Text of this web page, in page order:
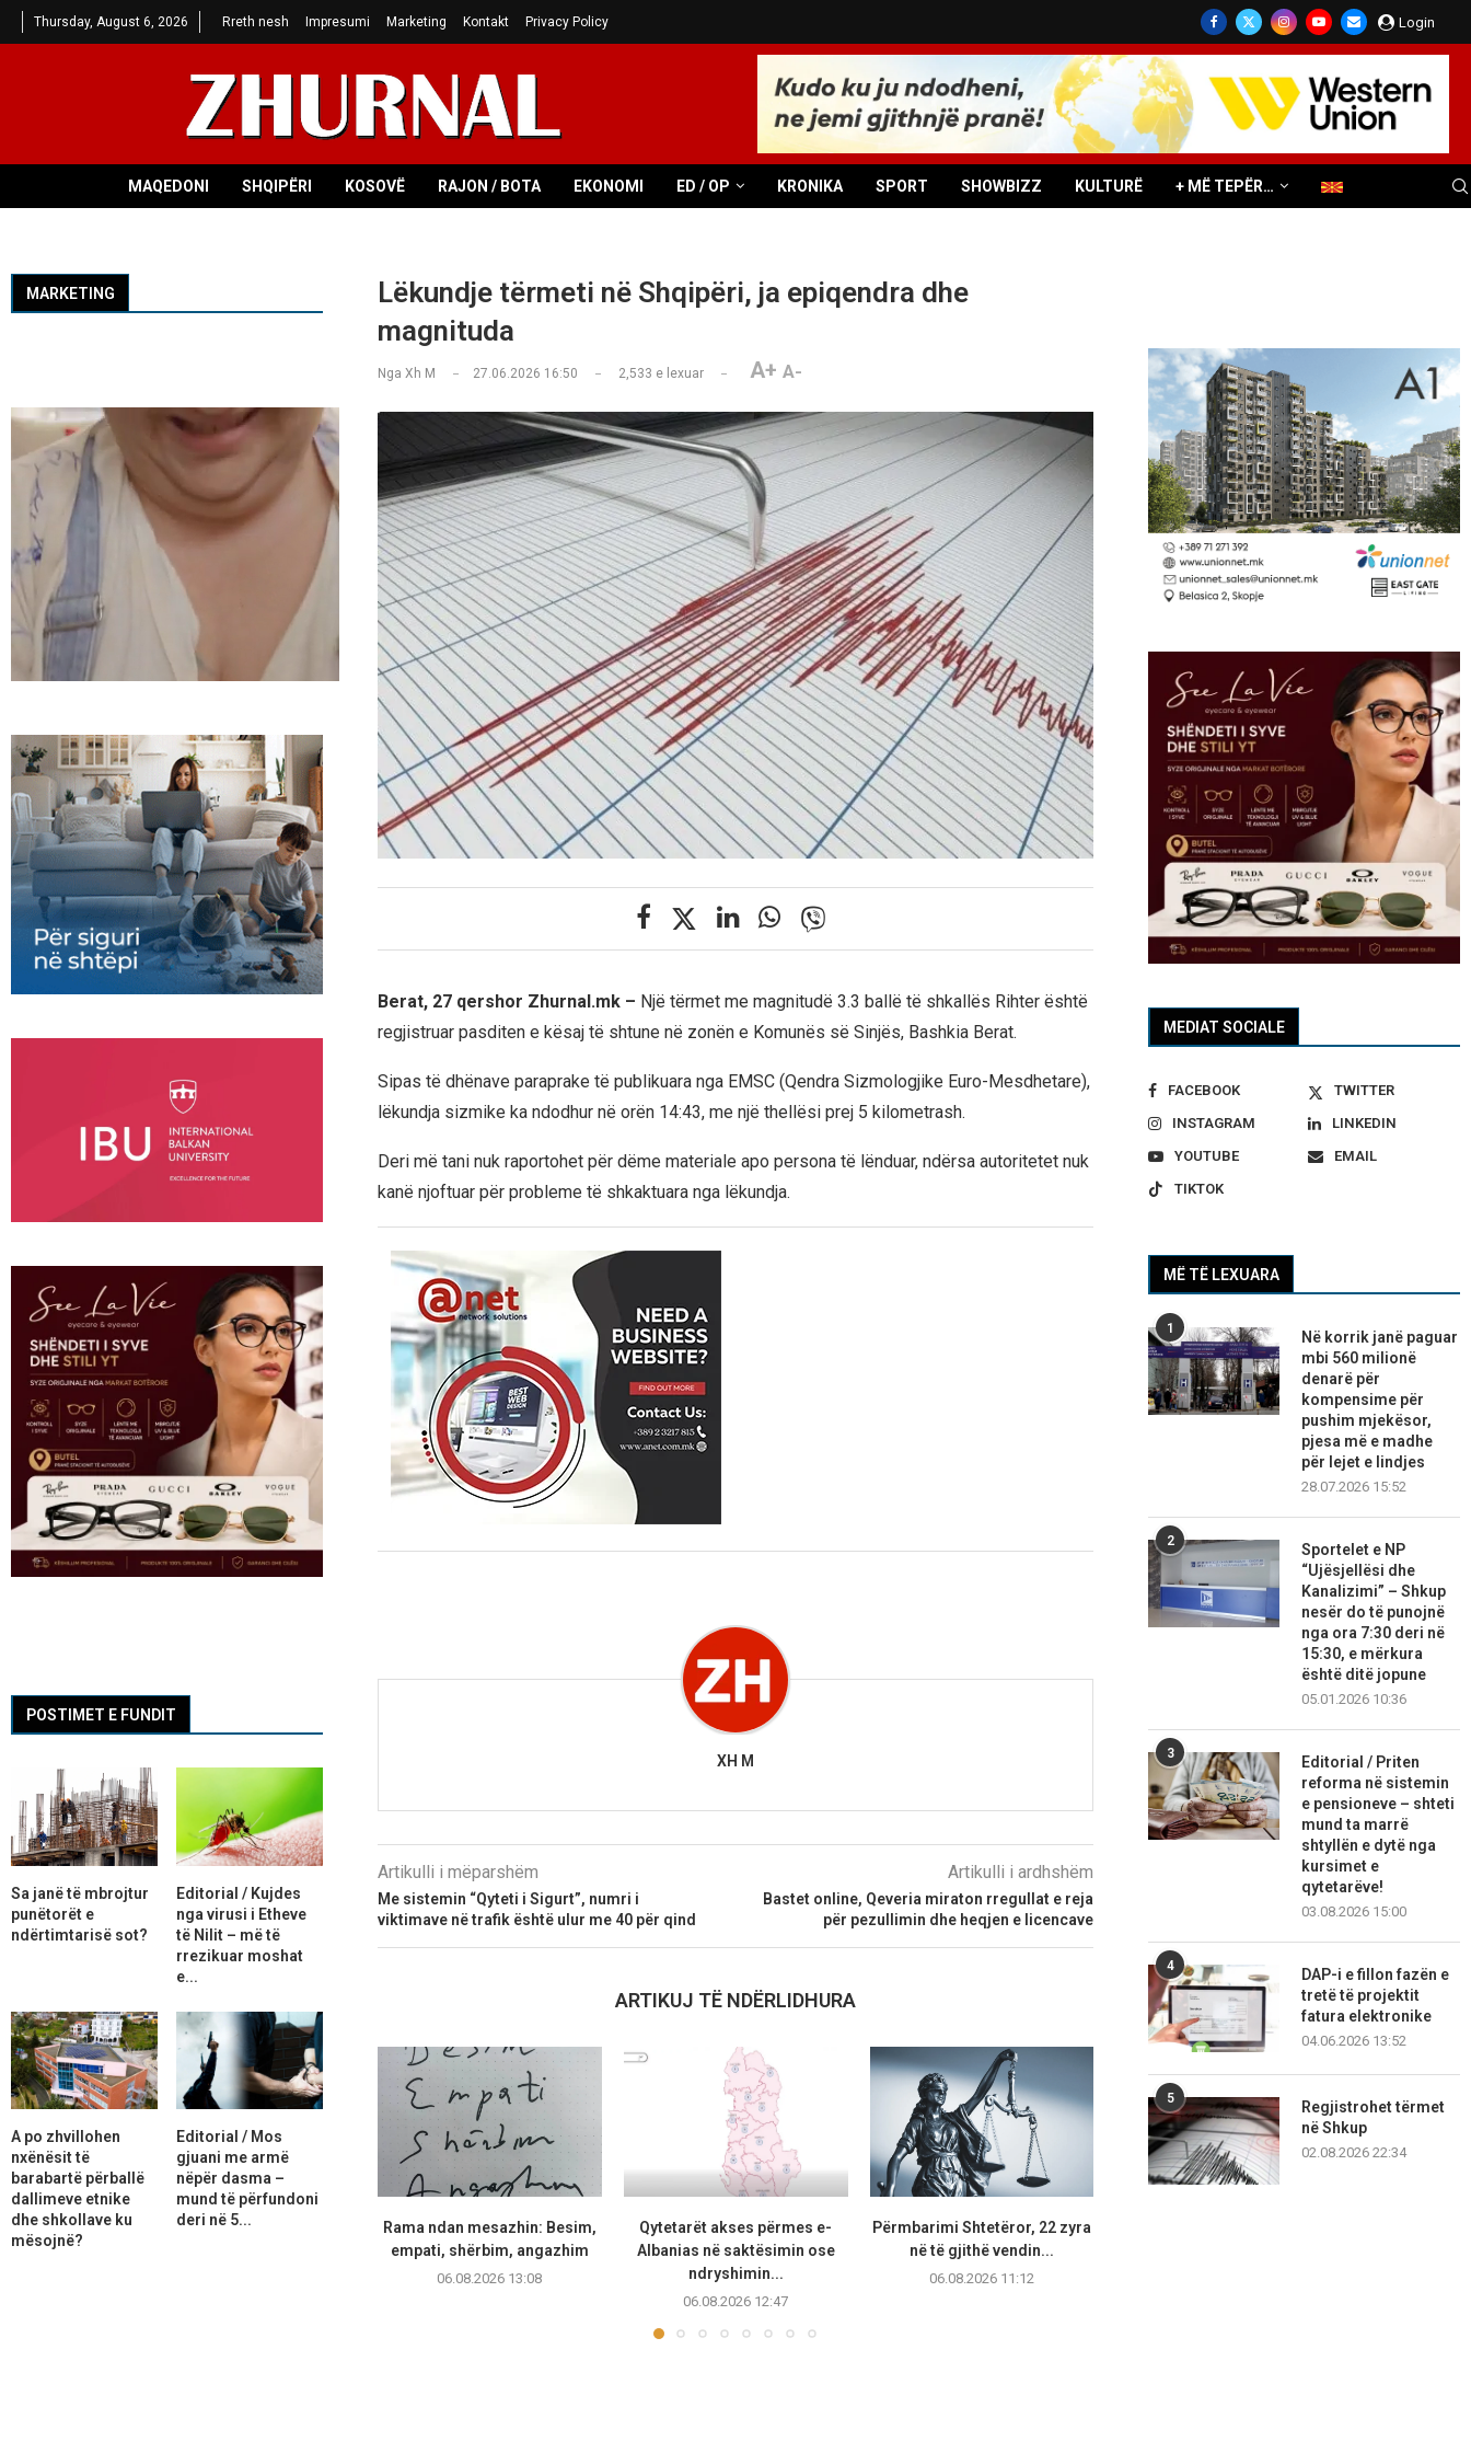
Thursday, August 6, 2026 Rreth nesh Impresumi Marketing Kontakt Privacy Policy Login
MAQEDONI SHQIPËRI KOSOVË RAJON / BOTA EKONOMI ED / OP KRONIKA SPORT SHOWBIZZ KULTURË + MË TEPËR…
Lëkundje tërmeti në Shqipëri, ja epiqendra dhe
magnituda
Nga Xh M 27.06.2026 16:50 2,533 e lexuar A+ A-
Berat, 27 qershor Zhurnal.mk – Një tërmet me magnitudë 3.3 ballë të shkallës Rihter është
regjistruar pasditen e kësaj të shtune në zonën e Komunës së Sinjës, Bashkia Berat.
Sipas të dhënave paraprake të publikuara nga EMSC (Qendra Sizmologjike Euro-Mesdhetare),
lëkundja sizmike ka ndodhur në orën 14:43, me një thellësi prej 5 kilometrash.
Deri më tani nuk raportohet për dëme materiale apo persona të lënduar, ndërsa autoritetet nuk
kanë njoftuar për probleme të shkaktuara nga lëkundja.
XH M
Artikulli i mëparshëm
Me sistemin “Qyteti i Sigurt”, numri i
viktimave në trafik është ulur me 40 për qind
Artikulli i ardhshëm
Bastet online, Qeveria miraton rregullat e reja
për pezullimin dhe heqjen e licencave
ARTIKUJ TË NDËRLIDHURA
Rama ndan mesazhin: Besim,
empati, shërbim, angazhim
06.08.2026 13:08
Qytetarët akses përmes e-
Albanias në saktësimin ose
ndryshimin...
06.08.2026 12:47
Përmbarimi Shtetëror, 22 zyra
në të gjithë vendin...
06.08.2026 11:12
MEDIAT SOCIALE
FACEBOOK
TWITTER
INSTAGRAM
LINKEDIN
YOUTUBE
EMAIL
TIKTOK
MË TË LEXUARA
1
Në korrik janë paguar
mbi 560 milionë
denarë për
kompensime për
pushim mjekësor,
pjesa më e madhe
për lejet e lindjes
28.07.2026 15:52
2
Sportelet e NP
“Ujësjellësi dhe
Kanalizimi” – Shkup
nesër do të punojnë
nga ora 7:30 deri në
15:30, e mërkura
është ditë jopune
05.01.2026 10:36
3
Editorial / Priten
reforma në sistemin
e pensioneve – shteti
mund ta marrë
shtyllën e dytë nga
kursimet e
qytetarëve!
03.08.2026 15:00
4
DAP-i e fillon fazën e
tretë të projektit
fatura elektronike
04.06.2026 13:52
5
Regjistrohet tërmet
në Shkup
02.08.2026 22:34
MARKETING
POSTIMET E FUNDIT
Sa janë të mbrojtur
punëtorët e
ndërtimtarisë sot?
Editorial / Kujdes
nga virusi i Etheve
të Nilit – më të
rrezikuar moshat
e...
A po zhvillohen
nxënësit të
barabartë përballë
dallimeve etnike
dhe shkollave ku
mësojnë?
Editorial / Mos
gjuani me armë
nëpër dasma –
mund të përfundoni
deri në 5...